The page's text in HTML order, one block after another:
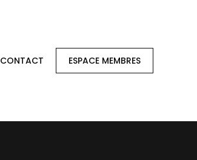
CONTACT ESPACE MEMBRES